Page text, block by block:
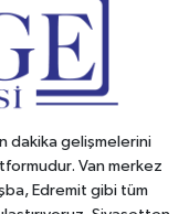
dakika gelişmelerini
Van merkez
Edremit gibi tüm